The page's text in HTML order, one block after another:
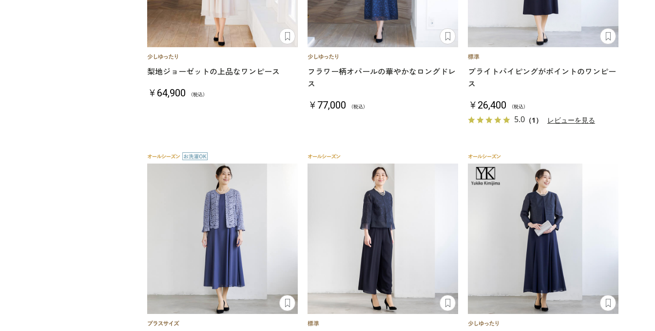
梨地ジョーゼットの上品なワンピース
￥64,900 （税込）
フラワー柄オパールの華やかなロングドレ
ス
￥77,000 （税込）
ブライトパイピングがポイントのワンピー
ス
￥26,400 （税込）
5.0（1） レビューを見る